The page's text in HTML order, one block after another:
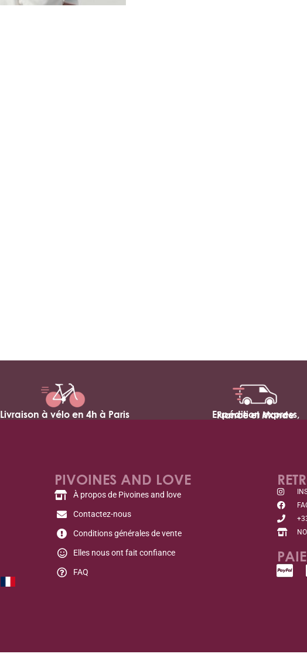
Livraison à vélo en 4h à Paris Expédition express,
France et Monde
PIVOINES AND LOVE
À propos de Pivoines and love
Contactez-nous
Conditions générales de vente
Elles nous ont fait confiance
FAQ